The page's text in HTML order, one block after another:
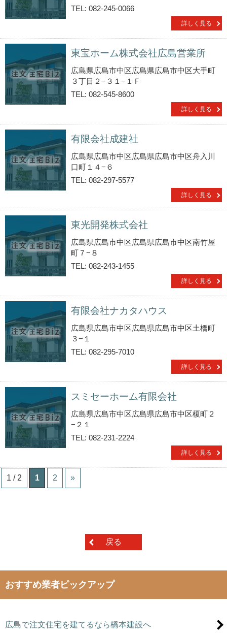
TEL: 082-245-0066
詳しく見る
東宝ホーム株式会社広島営業所
広島県広島市中区広島県広島市中区大手町
３丁目２−３１−１Ｆ
TEL: 082-545-8600
詳しく見る
有限会社成建社
広島県広島市中区広島県広島市中区舟入川
口町１４−６
TEL: 082-297-5577
詳しく見る
東光開発株式会社
広島県広島市中区広島県広島市中区南竹屋
町７−８
TEL: 082-243-1455
詳しく見る
有限会社ナカタハウス
広島県広島市中区広島県広島市中区土橋町
３−１
TEL: 082-295-7010
詳しく見る
スミセーホーム有限会社
広島県広島市中区広島県広島市中区榎町２
−２１
TEL: 082-231-2224
詳しく見る
1 / 2 1 2 »
戻る
おすすめ業者ピックアップ
広島で注文住宅を建てるなら橋本建設へ